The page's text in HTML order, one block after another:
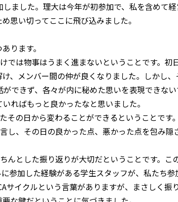
しました。理大は今年が初参加で、私を含めて
思い切ってここに飛び込みました。
ります。
では物事はうまく進まないということです。初
、メンバー間の仲が良くなりました。しかし
できず、各々が内に秘めた思いを表現できな
ればもっと良かったなと思いました。
その日から変わることができるということで
し、その日の良かった点、悪かった点を包み
んとした振り返りが大切だということです。こ
参加した経験がある学生スタッフが、私たち
サイクルという言葉がありますが、まさしく振